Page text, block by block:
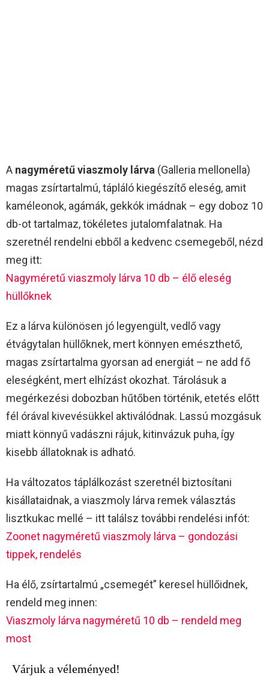
A nagyméretű viaszmoly lárva (Galleria mellonella)
magas zsírtartalmú, tápláló kiegészítő eleség, amit
kaméleonok, agámák, gekkók imádnak – egy doboz 10
db-ot tartalmaz, tökéletes jutalomfalatnak. Ha
szeretnél rendelni ebből a kedvenc csemegeből, nézd
meg itt:
Nagyméretű viaszmoly lárva 10 db – élő eleség
hüllőknek
Ez a lárva különösen jó legyengült, vedlő vagy
étvágytalan hüllőknek, mert könnyen emészthető,
magas zsírtartalma gyorsan ad energiát – ne add fő
eleségként, mert elhízást okozhat. Tárolásuk a
megérkezési dobozban hűtőben történik, etetés előtt
fél órával kivevésükkel aktiválódnak. Lassú mozgásuk
miatt könnyű vadászni rájuk, kitinvázuk puha, így
kisebb állatoknak is adható.
Ha változatos táplálkozást szeretnél biztosítani
kisállataidnak, a viaszmoly lárva remek választás
lisztkukac mellé – itt találsz további rendelési infót:
Zoonet nagyméretű viaszmoly lárva – gondozási
tippek, rendelés
Ha élő, zsírtartalmú „csemegét” keresel hüllőidnek,
rendeld meg innen:
Viaszmoly lárva nagyméretű 10 db – rendeld meg
most
Várjuk a véleményed!